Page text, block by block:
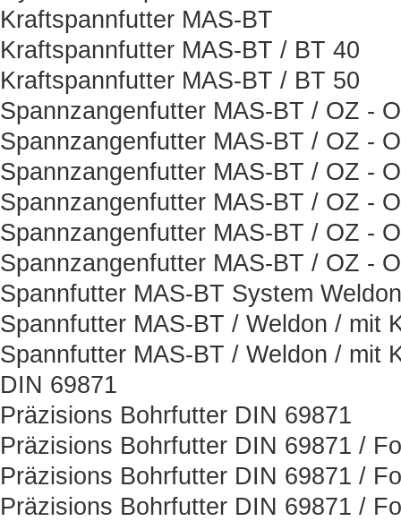
Kraftspannfutter MAS-BT
Kraftspannfutter MAS-BT / BT 40
Kraftspannfutter MAS-BT / BT 50
Spannzangenfutter MAS-BT / OZ -
Spannzangenfutter MAS-BT / OZ -
Spannzangenfutter MAS-BT / OZ -
Spannzangenfutter MAS-BT / OZ -
Spannzangenfutter MAS-BT / OZ -
Spannzangenfutter MAS-BT / OZ -
Spannfutter MAS-BT System
Spannfutter MAS-BT / Weldon / mit
Spannfutter MAS-BT / Weldon / mit
DIN 69871
Präzisions Bohrfutter DIN 69871
Präzisions Bohrfutter DIN 69871 /
Präzisions Bohrfutter DIN 69871 /
Präzisions Bohrfutter DIN 69871 /